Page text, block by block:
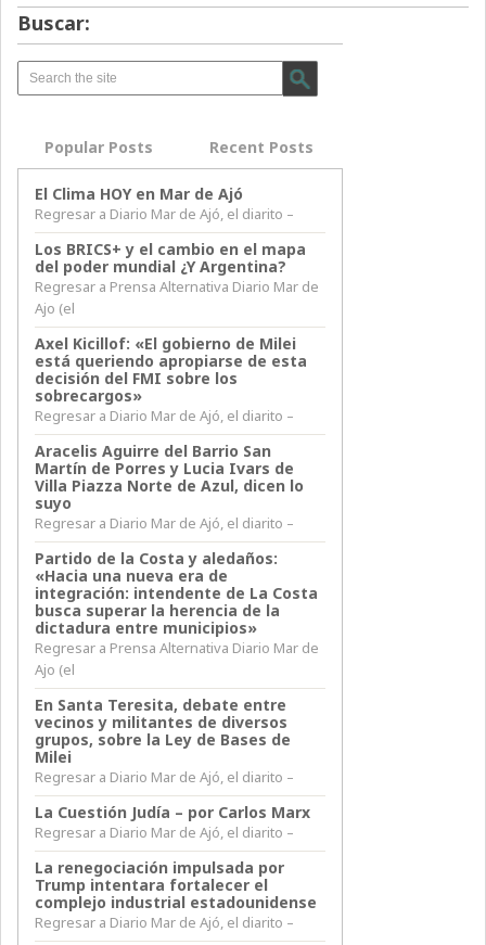
Buscar:
Popular Posts Recent Posts
El Clima HOY en Mar de Ajó
Regresar a Diario Mar de Ajó, el diarito –
Los BRICS+ y el cambio en el mapa
del poder mundial ¿Y Argentina?
Regresar a Prensa Alternativa Diario Mar de
Ajo (el
Axel Kicillof: «El gobierno de Milei
está queriendo apropiarse de esta
decisión del FMI sobre los
sobrecargos»
Regresar a Diario Mar de Ajó, el diarito –
Aracelis Aguirre del Barrio San
Martín de Porres y Lucia Ivars de
Villa Piazza Norte de Azul, dicen lo
suyo
Regresar a Diario Mar de Ajó, el diarito –
Partido de la Costa y aledaños:
«Hacia una nueva era de
integración: intendente de La Costa
busca superar la herencia de la
dictadura entre municipios»
Regresar a Prensa Alternativa Diario Mar de
Ajo (el
En Santa Teresita, debate entre
vecinos y militantes de diversos
grupos, sobre la Ley de Bases de
Milei
Regresar a Diario Mar de Ajó, el diarito –
La Cuestión Judía – por Carlos Marx
Regresar a Diario Mar de Ajó, el diarito –
La renegociación impulsada por
Trump intentara fortalecer el
complejo industrial estadounidense
Regresar a Diario Mar de Ajó, el diarito –